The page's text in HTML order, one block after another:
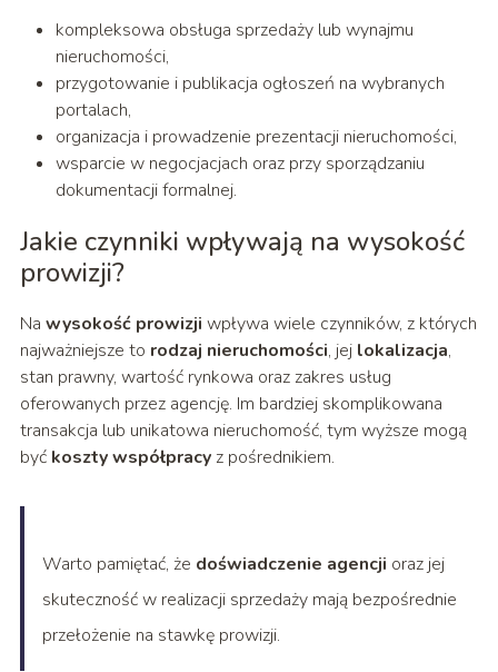
kompleksowa obsługa sprzedaży lub wynajmu
nieruchomości,
przygotowanie i publikacja ogłoszeń na wybranych
portalach,
organizacja i prowadzenie prezentacji nieruchomości,
wsparcie w negocjacjach oraz przy sporządzaniu
dokumentacji formalnej.
Jakie czynniki wpływają na wysokość
prowizji?
Na wysokość prowizji wpływa wiele czynników, z których
najważniejsze to rodzaj nieruchomości, jej lokalizacja,
stan prawny, wartość rynkowa oraz zakres usług
oferowanych przez agencję. Im bardziej skomplikowana
transakcja lub unikatowa nieruchomość, tym wyższe mogą
być koszty współpracyz pośrednikiem.
Warto pamiętać, że doświadczenie agencji oraz jej
skuteczność w realizacji sprzedaży mają bezpośrednie
przełożenie na stawkę prowizji.